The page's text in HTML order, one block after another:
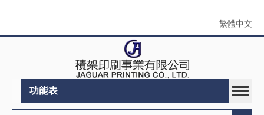
繁體中文
功能表